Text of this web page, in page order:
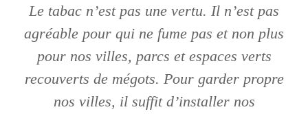
Le tabac n’est pas une vertu. Il n’est pas
agréable pour qui ne fume pas et non plus
pour nos villes, parcs et espaces verts
recouverts de mégots. Pour garder propre
nos villes, il suffit d’installer nos